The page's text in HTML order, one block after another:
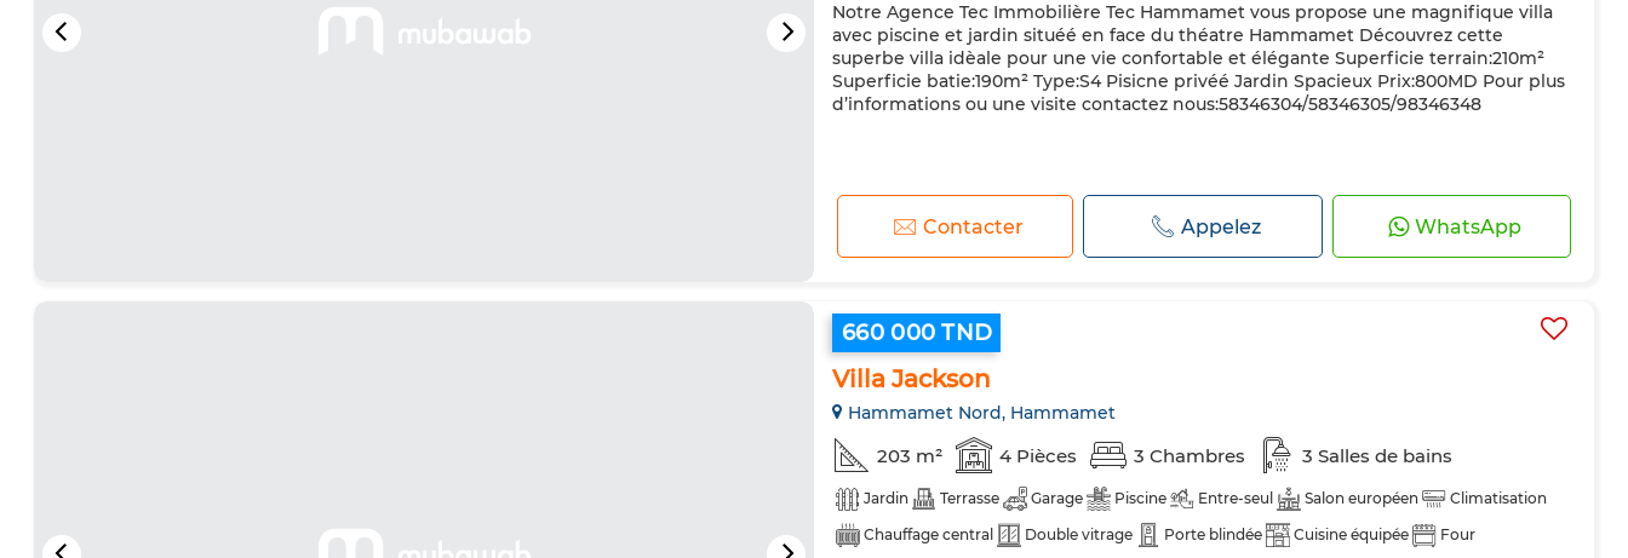
Notre Agence Tec Immobilière Tec Hammamet vous propose une magnifique villa
avec piscine et jardin situéé en face du théatre Hammamet Découvrez cette
superbe villa idèale pour une vie confortable et élégante Superficie terrain:210m²
Superficie batie:190m² Type:S4 Pisicne privéé Jardin Spacieux Prix:800MD Pour plus
d’informations ou une visite contactez nous:58346304/58346305/98346348
Contacter Appelez WhatsApp
660 000 TND
Villa Jackson
Hammamet Nord, Hammamet
203 m² 4 Pièces 3 Chambres 3 Salles de bains
Jardin Terrasse Garage Piscine Entre-seul Salon européen
Climatisation
Chauffage central
Double vitrage Porte blindée Cuisine équipée
Four